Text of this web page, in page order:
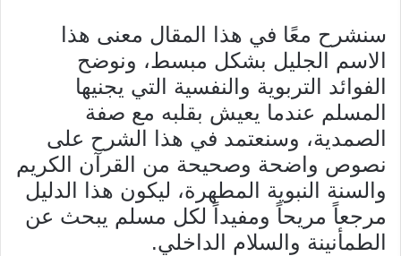
سنشرح معًا في هذا المقال معنى هذا
الاسم الجليل بشكل مبسط، ونوضح
الفوائد التربوية والنفسية التي يجنيها
المسلم عندما يعيش بقلبه مع صفة
الصمدية، وسنعتمد في هذا الشرح على
نصوص واضحة وصحيحة من القرآن الكريم
والسنة النبوية المطهرة، ليكون هذا الدليل
مرجعاً مريحاً ومفيداً لكل مسلم يبحث عن
الطمأنينة والسلام الداخلي.